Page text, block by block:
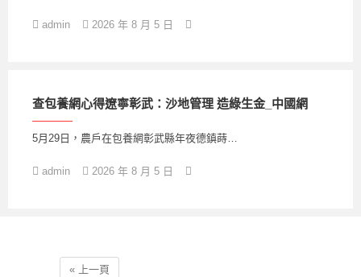
admin 2026 年 8 月 5 日
查包養網心得遼寧彰武：沙地管理 造綠生金_中國網
5月29日，農戶在包養網彰武縣年夜德鎮蒔…
admin 2026 年 8 月 5 日
« 上一頁